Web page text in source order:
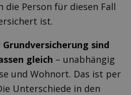
die Person für diesen Fall
ist.
sind
gleich – unabhängig
und Wohnort. Das ist per
Unterschiede in den